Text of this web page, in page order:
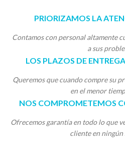
PRIORIZAMOS LA
Contamos con personal altamente
a sus
LOS PLAZOS DE
Queremos que cuando compre su
en el menor
NOS COMPROMETEMOS
Ofrecemos garantía en todo lo que
cliente en ningún